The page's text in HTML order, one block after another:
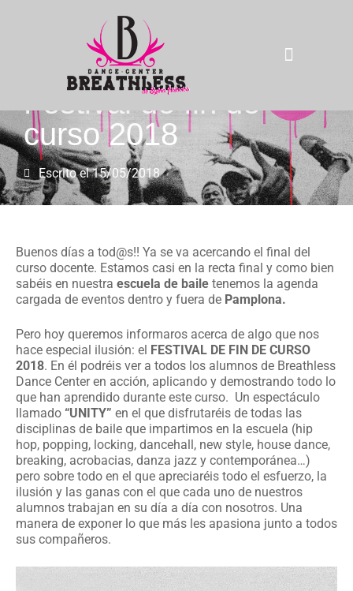
Festival de fin de
curso 2018
Escrito el 15/05/2018
Buenos días a tod@s!! Ya se va acercando el final del
curso docente. Estamos casi en la recta final y como bien
sabéis en nuestra escuela de baile tenemos la agenda
cargada de eventos dentro y fuera de Pamplona.
Pero hoy queremos informaros acerca de algo que nos
hace especial ilusión: el FESTIVAL DE FIN DE CURSO
2018. En él podréis ver a todos los alumnos de Breathless
Dance Center en acción, aplicando y demostrando todo lo
que han aprendido durante este curso. Un espectáculo
llamado “UNITY” en el que disfrutaréis de todas las
disciplinas de baile que impartimos en la escuela (hip
hop, popping, locking, dancehall, new style, house dance,
breaking, acrobacias, danza jazz y contemporánea…)
pero sobre todo en el que apreciaréis todo el esfuerzo, la
ilusión y las ganas con el que cada uno de nuestros
alumnos trabajan en su día a día con nosotros. Una
manera de exponer lo que más les apasiona junto a todos
sus compañeros.